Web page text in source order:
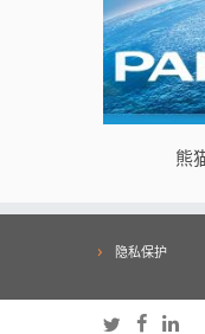
熊
隐私保护